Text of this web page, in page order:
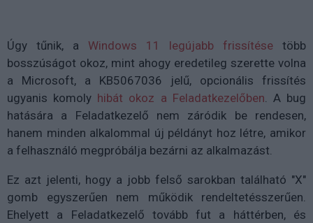
Úgy tűnik, a Windows 11 legújabb frissítése több
bosszúságot okoz, mint ahogy eredetileg szerette volna
a Microsoft, a KB5067036 jelű, opcionális frissítés
ugyanis komoly hibát okoz a Feladatkezelőben. A bug
hatására a Feladatkezelő nem záródik be rendesen,
hanem minden alkalommal új példányt hoz létre, amikor
a felhasználó megpróbálja bezárni az alkalmazást.
Ez azt jelenti, hogy a jobb felső sarokban található "X"
gomb egyszerűen nem működik rendeltetésszerűen.
Ehelyett a Feladatkezelő tovább fut a háttérben, és